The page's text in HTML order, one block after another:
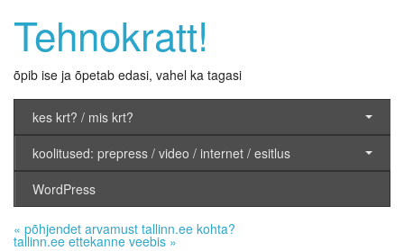
Tehnokratt!
õpib ise ja õpetab edasi, vahel ka tagasi
kes krt? / mis krt?
koolitused: prepress / video / internet / esitlus
WordPress
« põhjendet arvamust tallinn.ee kohta?
tallinn.ee ettekanne veebis »